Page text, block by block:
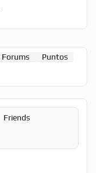
Forums Puntos
Friends